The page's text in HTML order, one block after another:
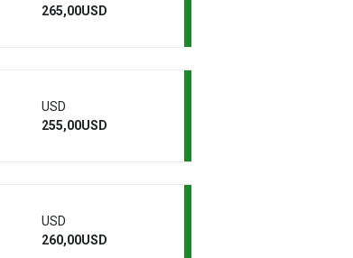
265,00USD
USD
255,00USD
USD
260,00USD